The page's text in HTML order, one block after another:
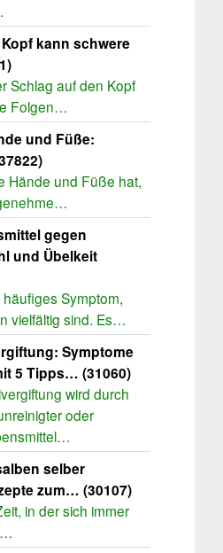
kann schwere
Schlag auf den Kopf
Folgen…
und Füße:
Hände und Füße hat,
gegen
und Übelkeit
Symptom,
vielfältig sind. Es…
Symptome
5 Tipps… (31060)
wird durch
oder
selber
zum… (30107)
in der sich immer